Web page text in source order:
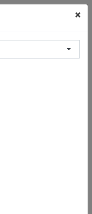
на меж
×